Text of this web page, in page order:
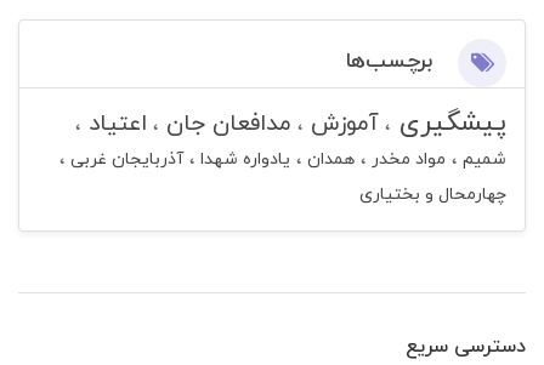
برچسب‌ها
پیشگیری آموزش مدافعان جان اعتیاد
شمیم مواد مخدر همدان یادواره شهدا
آذربایجان غربی
چهارمحال و بختیاری
دسترسی سریع